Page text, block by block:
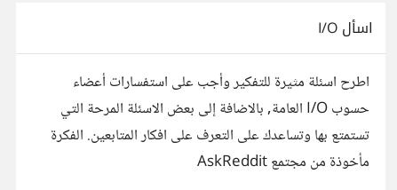
اسأل I/O
اطرح اسئلة مثيرة للتفكير وأجب على استفسارات أعضاء
حسوب I/O العامة, بالاضافة إلى بعض الاسئلة المرحة التي
تستمتع بها وتساعدك على التعرف على افكار المتابعين. الفكرة
مأخوذة من مجتمع AskReddit